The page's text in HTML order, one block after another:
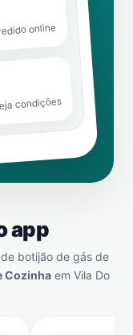
online
condições
app
botijão de gás de
Cozinha em Vila Do